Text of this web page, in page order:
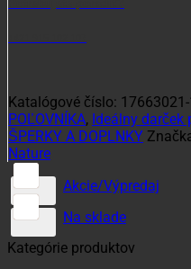
Katalógové číslo: 17663021-
POĽOVNÍKA, Ideálny darček
ŠPERKY A DOPLNKY
Nature
Akcie/Výpredaj
Na sklade
Kategórie produktov